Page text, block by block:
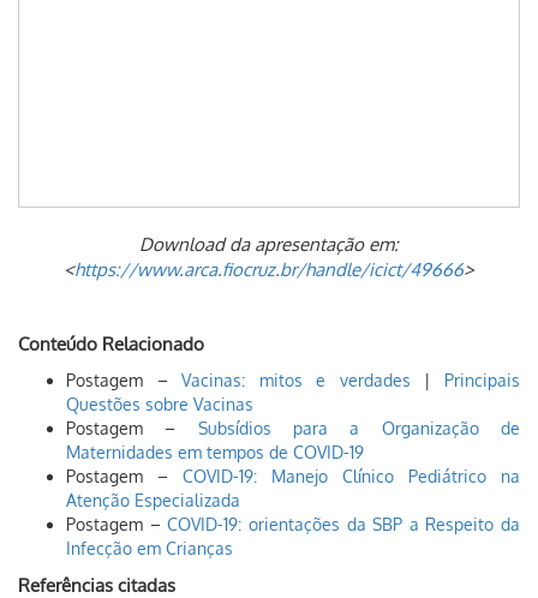
Download da apresentação em:
<https://www.arca.fiocruz.br/handle/icict/49666>
Conteúdo Relacionado
Postagem –Vacinas: mitos e verdades | Principais
Questões sobre Vacinas
Postagem – Subsídios para a Organização de
Maternidades em tempos de COVID-19
Postagem – COVID-19: Manejo Clínico Pediátrico na
Atenção Especializada
Postagem –COVID-19: orientações da SBP a Respeito da
Infecção em Crianças
Referências citadas